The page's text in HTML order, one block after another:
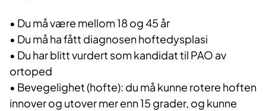
• Du må være mellom 18 og 45 år
• Du må ha fått diagnosen hoftedysplasi
• Du har blitt vurdert som kandidat til PAO av
ortoped
• Bevegelighet (hofte): du må kunne rotere hoften
innover og utover mer enn 15 grader, og kunne